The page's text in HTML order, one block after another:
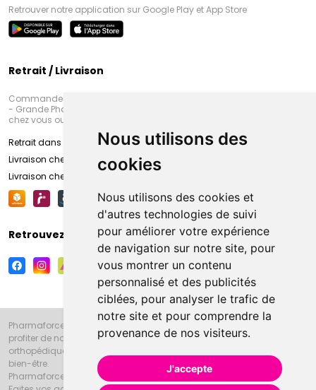
Nous utilisons des
cookies
Nous utilisons des cookies et
d'autres technologies de suivi
pour améliorer votre expérience
de navigation sur notre site, pour
vous montrer un contenu
personnalisé et des publicités
ciblées, pour analyser le trafic de
notre site et pour comprendre la
provenance de nos visiteurs.
J'accepte
Retrouver notre application sur Google Play et App Store
Retrait / Livraison
Commandez en ligne et venez chercher votre commande à Amiens
- Grande Pharmacie d’Amiens (Fachon) ou recevez-là rapidement
chez vous ou en point retrait
Retrait dans la pharmacie d’Amiens
Livraison chez vous
Livraison chez votre commerçant
Retrouvez-nous sur vos réseaux sociaux
Pharmaforce.fr et la Grande Pharmacie d’Amiens vous souhaitent de
profiter de notre accueil, de nos conseils pharmaceutiques,
orthopédiques, homéopathiques, parapharmaceutiques, beauté et
bien-être.
Pharmaforce.fr est le site internet de la Grande Pharmacie d’Amiens.